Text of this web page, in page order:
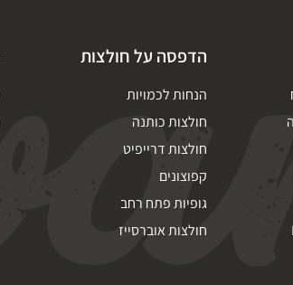
הדפסה על חולצות
הנחות לכמויות
חולצות כותנה
חולצות דרייפיט
קפוצונים
גופיות פתח רחב
חולצות אוברסייז